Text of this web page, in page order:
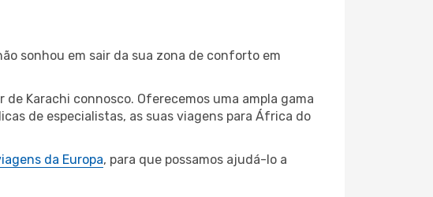
sonhou em sair da sua zona de conforto em
Karachi connosco. Oferecemos uma ampla gama
de especialistas, as suas viagens para África do
da Europa, para que possamos ajudá-lo a